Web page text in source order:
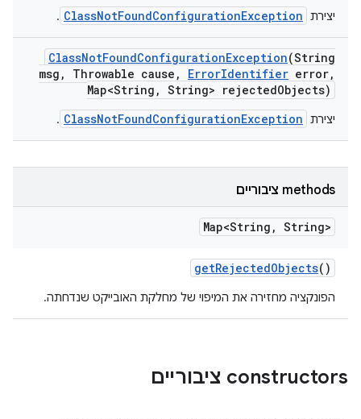
יצירת ClassNotFoundConfigurationException
.
ClassNotFoundConfigurationException(String
msg , Throwable cause , ErrorIdentifier error,
Map<String , String> rejectedObjects)
יצירת ClassNotFoundConfigurationException
.
‫methods ציבוריים
Map<String , String>
getRejectedObjects()
הפונקציה מחזירה את המיפוי של מחלקת האובייקט שנדחתה.
‫constructors ציבוריים